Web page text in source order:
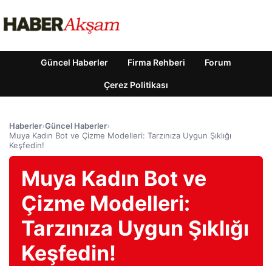
Güncel Haberler Firma Rehberi Forum
Çerez Politikası
Haberler›Güncel Haberler›
Muya Kadın Bot ve Çizme Modelleri: Tarzınıza Uygun Şıklığı
Keşfedin!
Muya Kadın Bot ve
Çizme Modelleri:
Tarzınıza Uygun Şıklığı
Keşfedin!